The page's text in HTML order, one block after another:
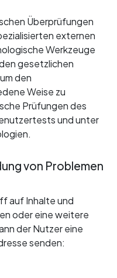
Überprüfungen
externen
Werkzeuge
gesetzlichen
den
Weise zu
Prüfungen des
und unter
von Problemen
auf Inhalte und
oder eine weitere
der Nutzer eine
senden: